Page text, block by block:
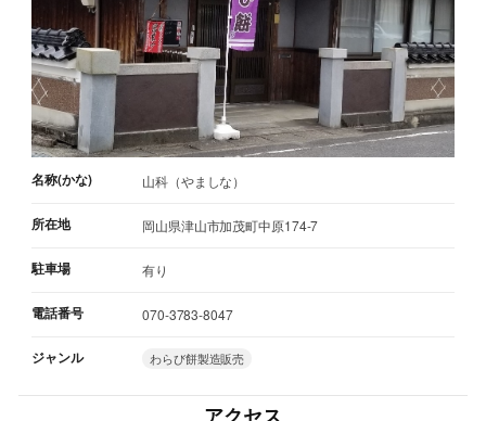
名称(かな) 山科（やましな）
所在地 岡山県津山市加茂町中原174-7
駐車場 有り
電話番号 070-3783-8047
ジャンル わらび餅製造販売